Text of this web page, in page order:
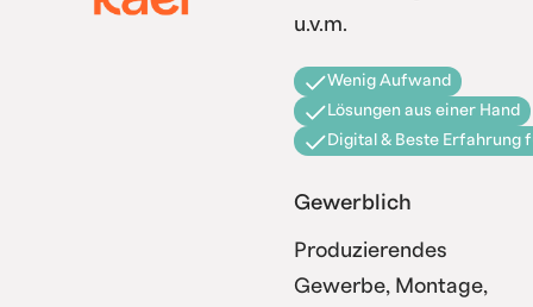
u.v.m.
Wenig Aufwand
Lösungen aus einer Hand
Digital & Beste Erfahrung
Gewerblich
Produzierendes
Gewerbe, Montage,